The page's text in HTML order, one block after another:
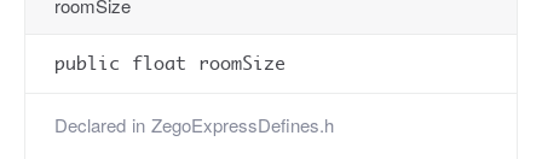
roomSize
public float roomSize
Declared in ZegoExpressDefines.h